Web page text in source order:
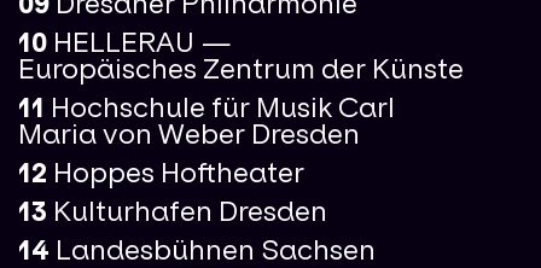
10 HELLERAU —
Europäisches Zentrum der Künste
11 Hochschule für Musik Carl
Maria von Weber Dresden
12 Hoppes Hoftheater
13 Kulturhafen Dresden
14 Landesbühnen Sachsen